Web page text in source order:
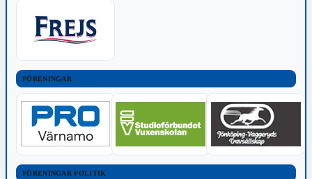
FÖRENINGAR
FÖRENINGAR POLITIK